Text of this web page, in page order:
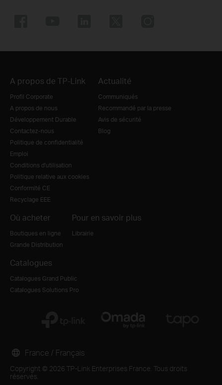
A propos de TP-Link
Profil Corporate
A propos de nous
Développement Durable
Contactez-nous
Politique de confidentialité
Emploi
Conditions d'utilisation
Politique relative aux cookies
Conformité CE
Recyclage EEE
Actualité
Communiqués
Recommandé par la presse
Avis de sécurité
Blog
Où acheter
Boutiques en ligne
Grande Distribution
Pour en savoir plus
Librairie
Catalogues
Catalogues Grand Public
Catalogues Solutions Pro
Copyright © 2026 TP-Link Enterprises France. Tous droits
réservés.
France / Français